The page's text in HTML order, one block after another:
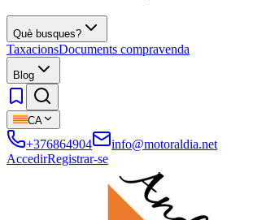
Què busques?
TaxacionsDocuments compravenda
Blog
CA
+376864904
info@motoraldia.net
AccedirRegistrar-se